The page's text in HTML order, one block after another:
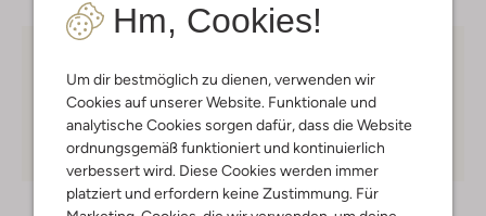
Hm, Cookies!
Um dir bestmöglich zu dienen, verwenden wir
Cookies auf unserer Website. Funktionale und
analytische Cookies sorgen dafür, dass die Website
ordnungsgemäß funktioniert und kontinuierlich
verbessert wird. Diese Cookies werden immer
platziert und erfordern keine Zustimmung. Für
Mitglieder in Deutschland
Kauf auf Rechnung 30 TagenRückgaberecht